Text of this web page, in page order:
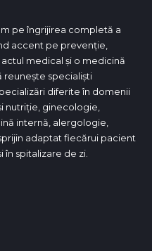
pe îngrijirea completă a
accent pe prevenție,
medical și o medicină
reunește specialiști
diferite în domenii
nutriție, ginecologie,
internă, alergologie,
adaptat fiecărui pacient
în spitalizare de zi.